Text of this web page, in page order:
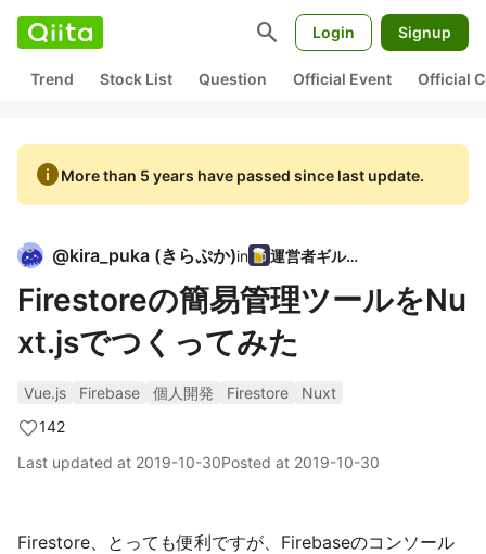
search Login Signup
Trend Stock List Question Official Event Official
infoMore than 5 years have passed since last update.
@kira_puka (きらぷか)in 運営者ギルド
Firestoreの簡易管理ツールをNu
xt.jsでつくってみた
Vue.js Firebase 個人開発 Firestore
Nuxt
142
Last updated at 2019-10-30Posted at 2019-10-30
Firestore、とっても便利ですが、Firebaseのコンソール